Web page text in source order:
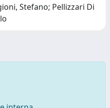
Stefano; Pellizzari Di